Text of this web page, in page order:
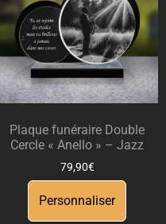
Plaque funéraire Double
Cercle « Anello » – Jazz
79,90€
Personnaliser